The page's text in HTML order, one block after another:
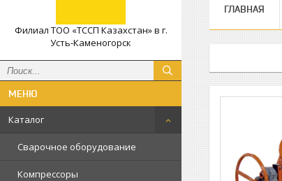
Филиал ТОО «ТССП Казахстан» в г.
Усть-Каменогорск
Каталог
Сварочное оборудование
Компрессоры
ГЛАВНАЯ